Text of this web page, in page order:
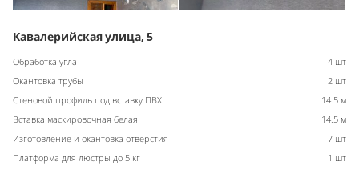
Кавалерийская улица, 5
Обработка угла
4 шт
Окантовка трубы
2 шт
Стеновой профиль под вставку ПВХ
14.5 м
Вставка маскировочная белая
14.5 м
Изготовление и окантовка отверстия
7 шт
Платформа для люстры до 5 кг
1 шт